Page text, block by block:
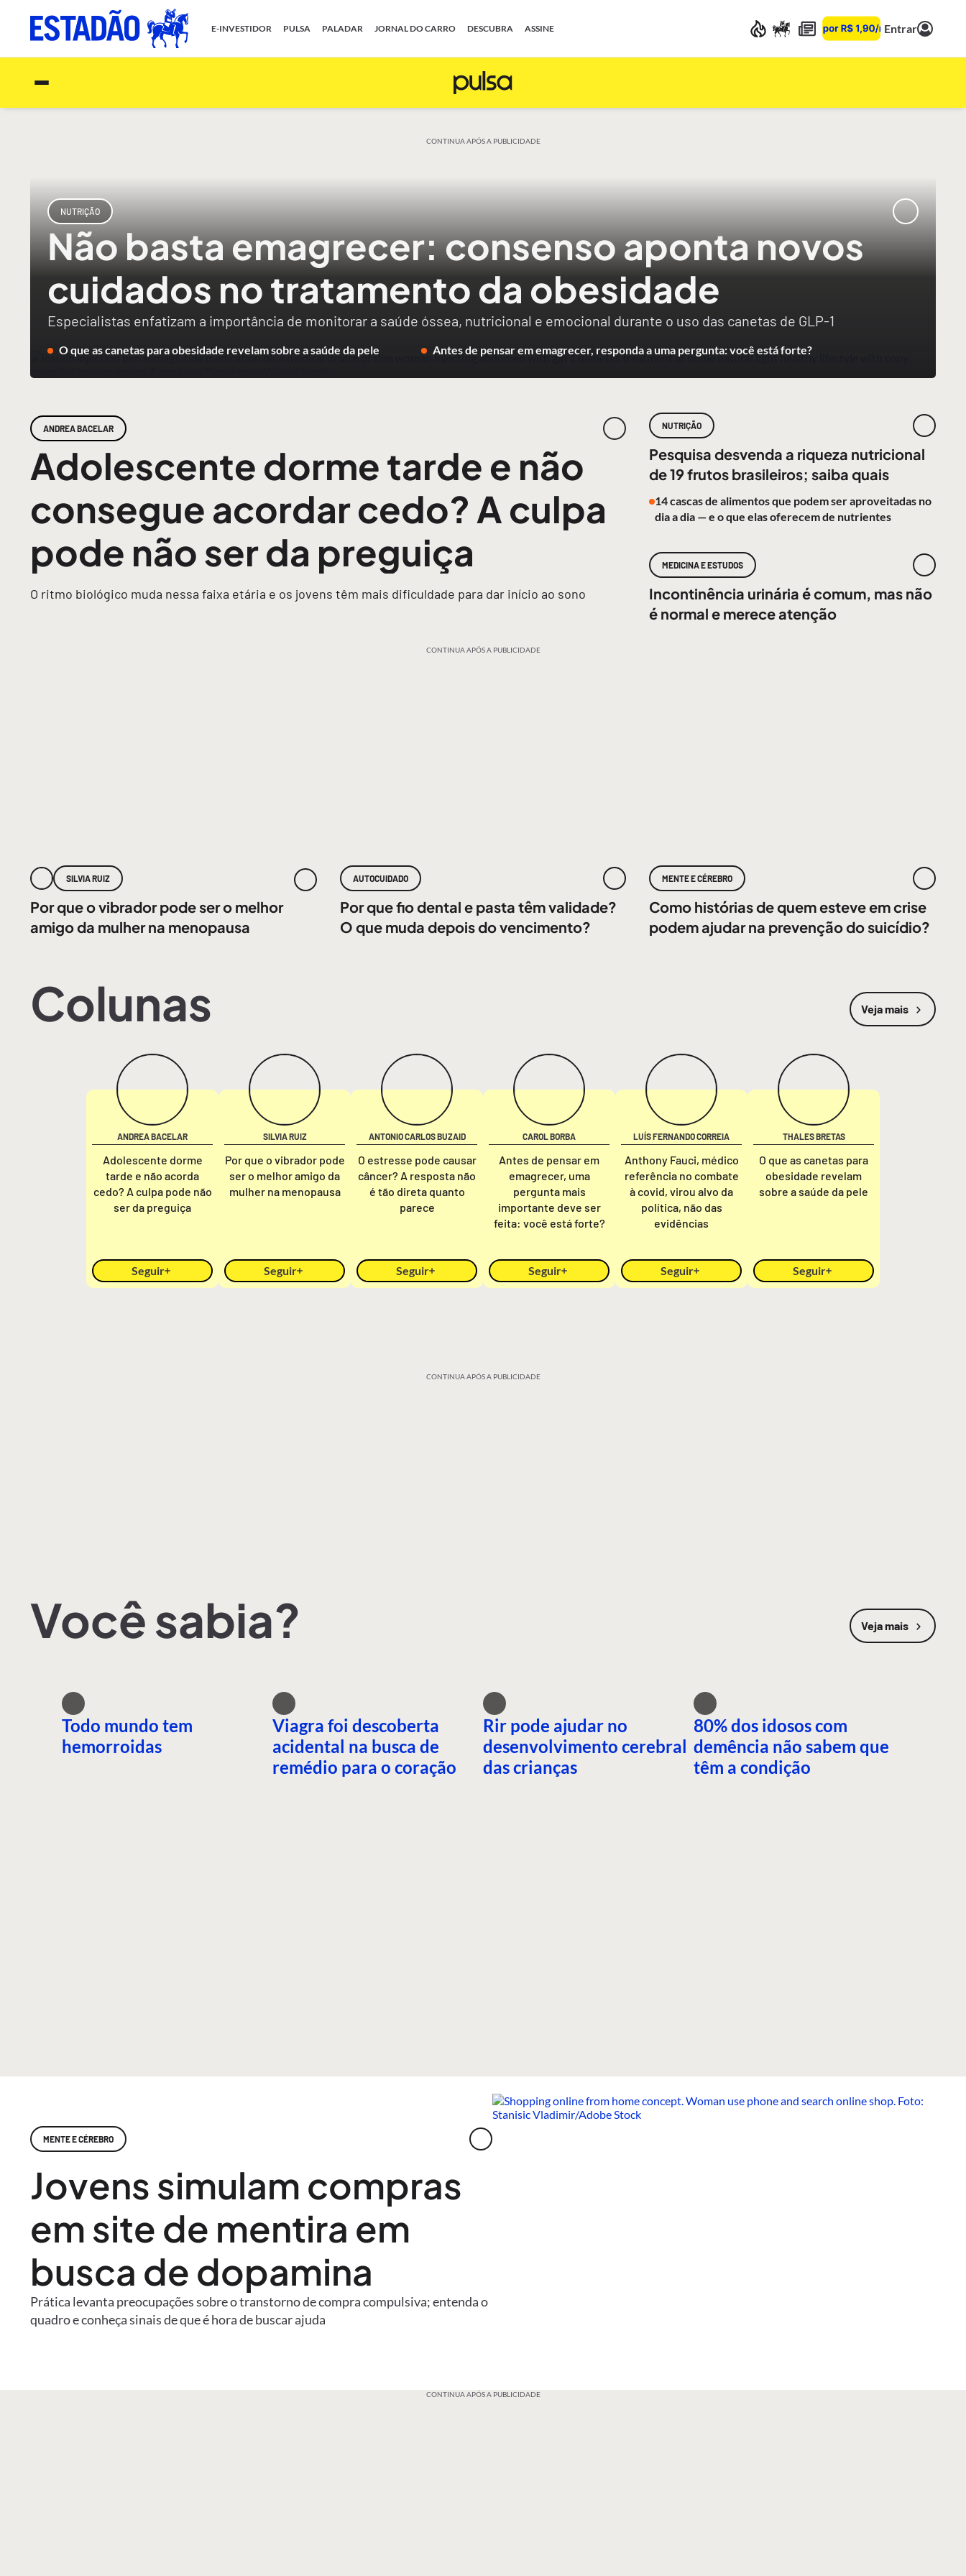
E-INVESTIDOR PULSA PALADAR JORNAL DO CARRO DESCUBRA ASSINE Entrar
CONTINUA APÓS A PUBLICIDADE
NUTRIÇÃO
Não basta emagrecer: consenso aponta novos
cuidados no tratamento da obesidade
Especialistas enfatizam a importância de monitorar a saúde óssea, nutricional e emocional durante o uso das canetas de GLP-1
O que as canetas para obesidade revelam sobre a saúde da pele Antes de pensar em emagrecer, responda a uma pergunta: você está forte?
ANDREA BACELAR
Adolescente dorme tarde e não
consegue acordar cedo? A culpa
pode não ser da preguiça
O ritmo biológico muda nessa faixa etária e os jovens têm mais dificuldade para dar início ao sono
NUTRIÇÃO
Pesquisa desvenda a riqueza nutricional
de 19 frutos brasileiros; saiba quais
14 cascas de alimentos que podem ser aproveitadas no
dia a dia — e o que elas oferecem de nutrientes
MEDICINA E ESTUDOS
Incontinência urinária é comum, mas não
é normal e merece atenção
CONTINUA APÓS A PUBLICIDADE
SILVIA RUIZ
Por que o vibrador pode ser o melhor
amigo da mulher na menopausa
AUTOCUIDADO
Por que fio dental e pasta têm validade?
O que muda depois do vencimento?
MENTE E CÉREBRO
Como histórias de quem esteve em crise
podem ajudar na prevenção do suicídio?
Colunas Veja mais
ANDREA BACELAR
Adolescente dorme
tarde e não acorda
cedo? A culpa pode não
ser da preguiça
Seguir
SILVIA RUIZ
Por que o vibrador pode
ser o melhor amigo da
mulher na menopausa
Seguir
ANTONIO CARLOS BUZAID
O estresse pode causar
câncer? A resposta não
é tão direta quanto
parece
Seguir
CAROL BORBA
Antes de pensar em
emagrecer, uma
pergunta mais
importante deve ser
feita: você está forte?
Seguir
LUÍS FERNANDO CORREIA
Anthony Fauci, médico
referência no combate
à covid, virou alvo da
política, não das
evidências
Seguir
THALES BRETAS
O que as canetas para
obesidade revelam
sobre a saúde da pele
Seguir
CONTINUA APÓS A PUBLICIDADE
Você sabia? Veja mais
Todo mundo tem
hemorroidas
Viagra foi descoberta
acidental na busca de
remédio para o coração
Rir pode ajudar no
desenvolvimento cerebral
das crianças
80% dos idosos com
demência não sabem que
têm a condição
MENTE E CÉREBRO
Jovens simulam compras
em site de mentira em
busca de dopamina
Prática levanta preocupações sobre o transtorno de compra compulsiva; entenda o
quadro e conheça sinais de que é hora de buscar ajuda
CONTINUA APÓS A PUBLICIDADE